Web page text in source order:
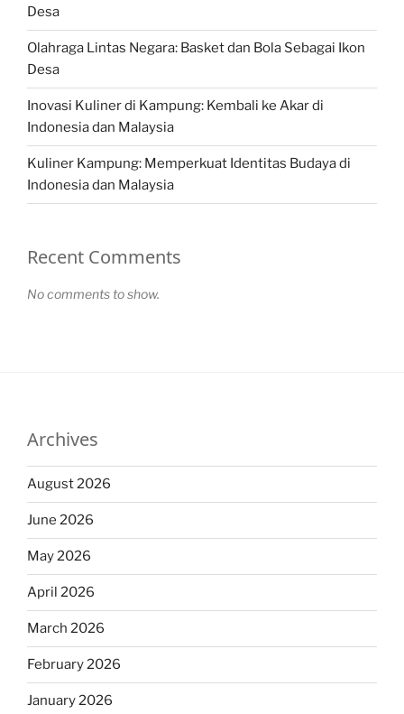
Desa
Olahraga Lintas Negara: Basket dan Bola Sebagai Ikon
Desa
Inovasi Kuliner di Kampung: Kembali ke Akar di
Indonesia dan Malaysia
Kuliner Kampung: Memperkuat Identitas Budaya di
Indonesia dan Malaysia
Recent Comments
No comments to show.
Archives
August 2026
June 2026
May 2026
April 2026
March 2026
February 2026
January 2026